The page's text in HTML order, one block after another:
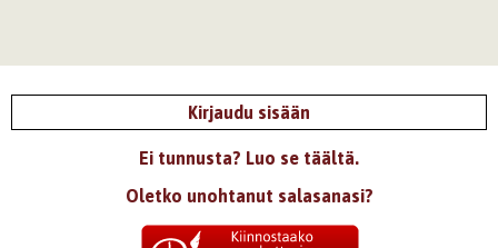
Kirjaudu sisään
Ei tunnusta? Luo se täältä.
Oletko unohtanut salasanasi?